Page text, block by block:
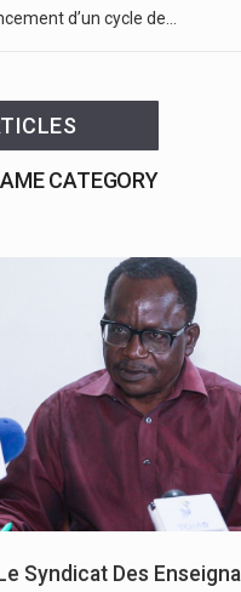
d’un cycle de…
CATEGORY
Syndicat Des